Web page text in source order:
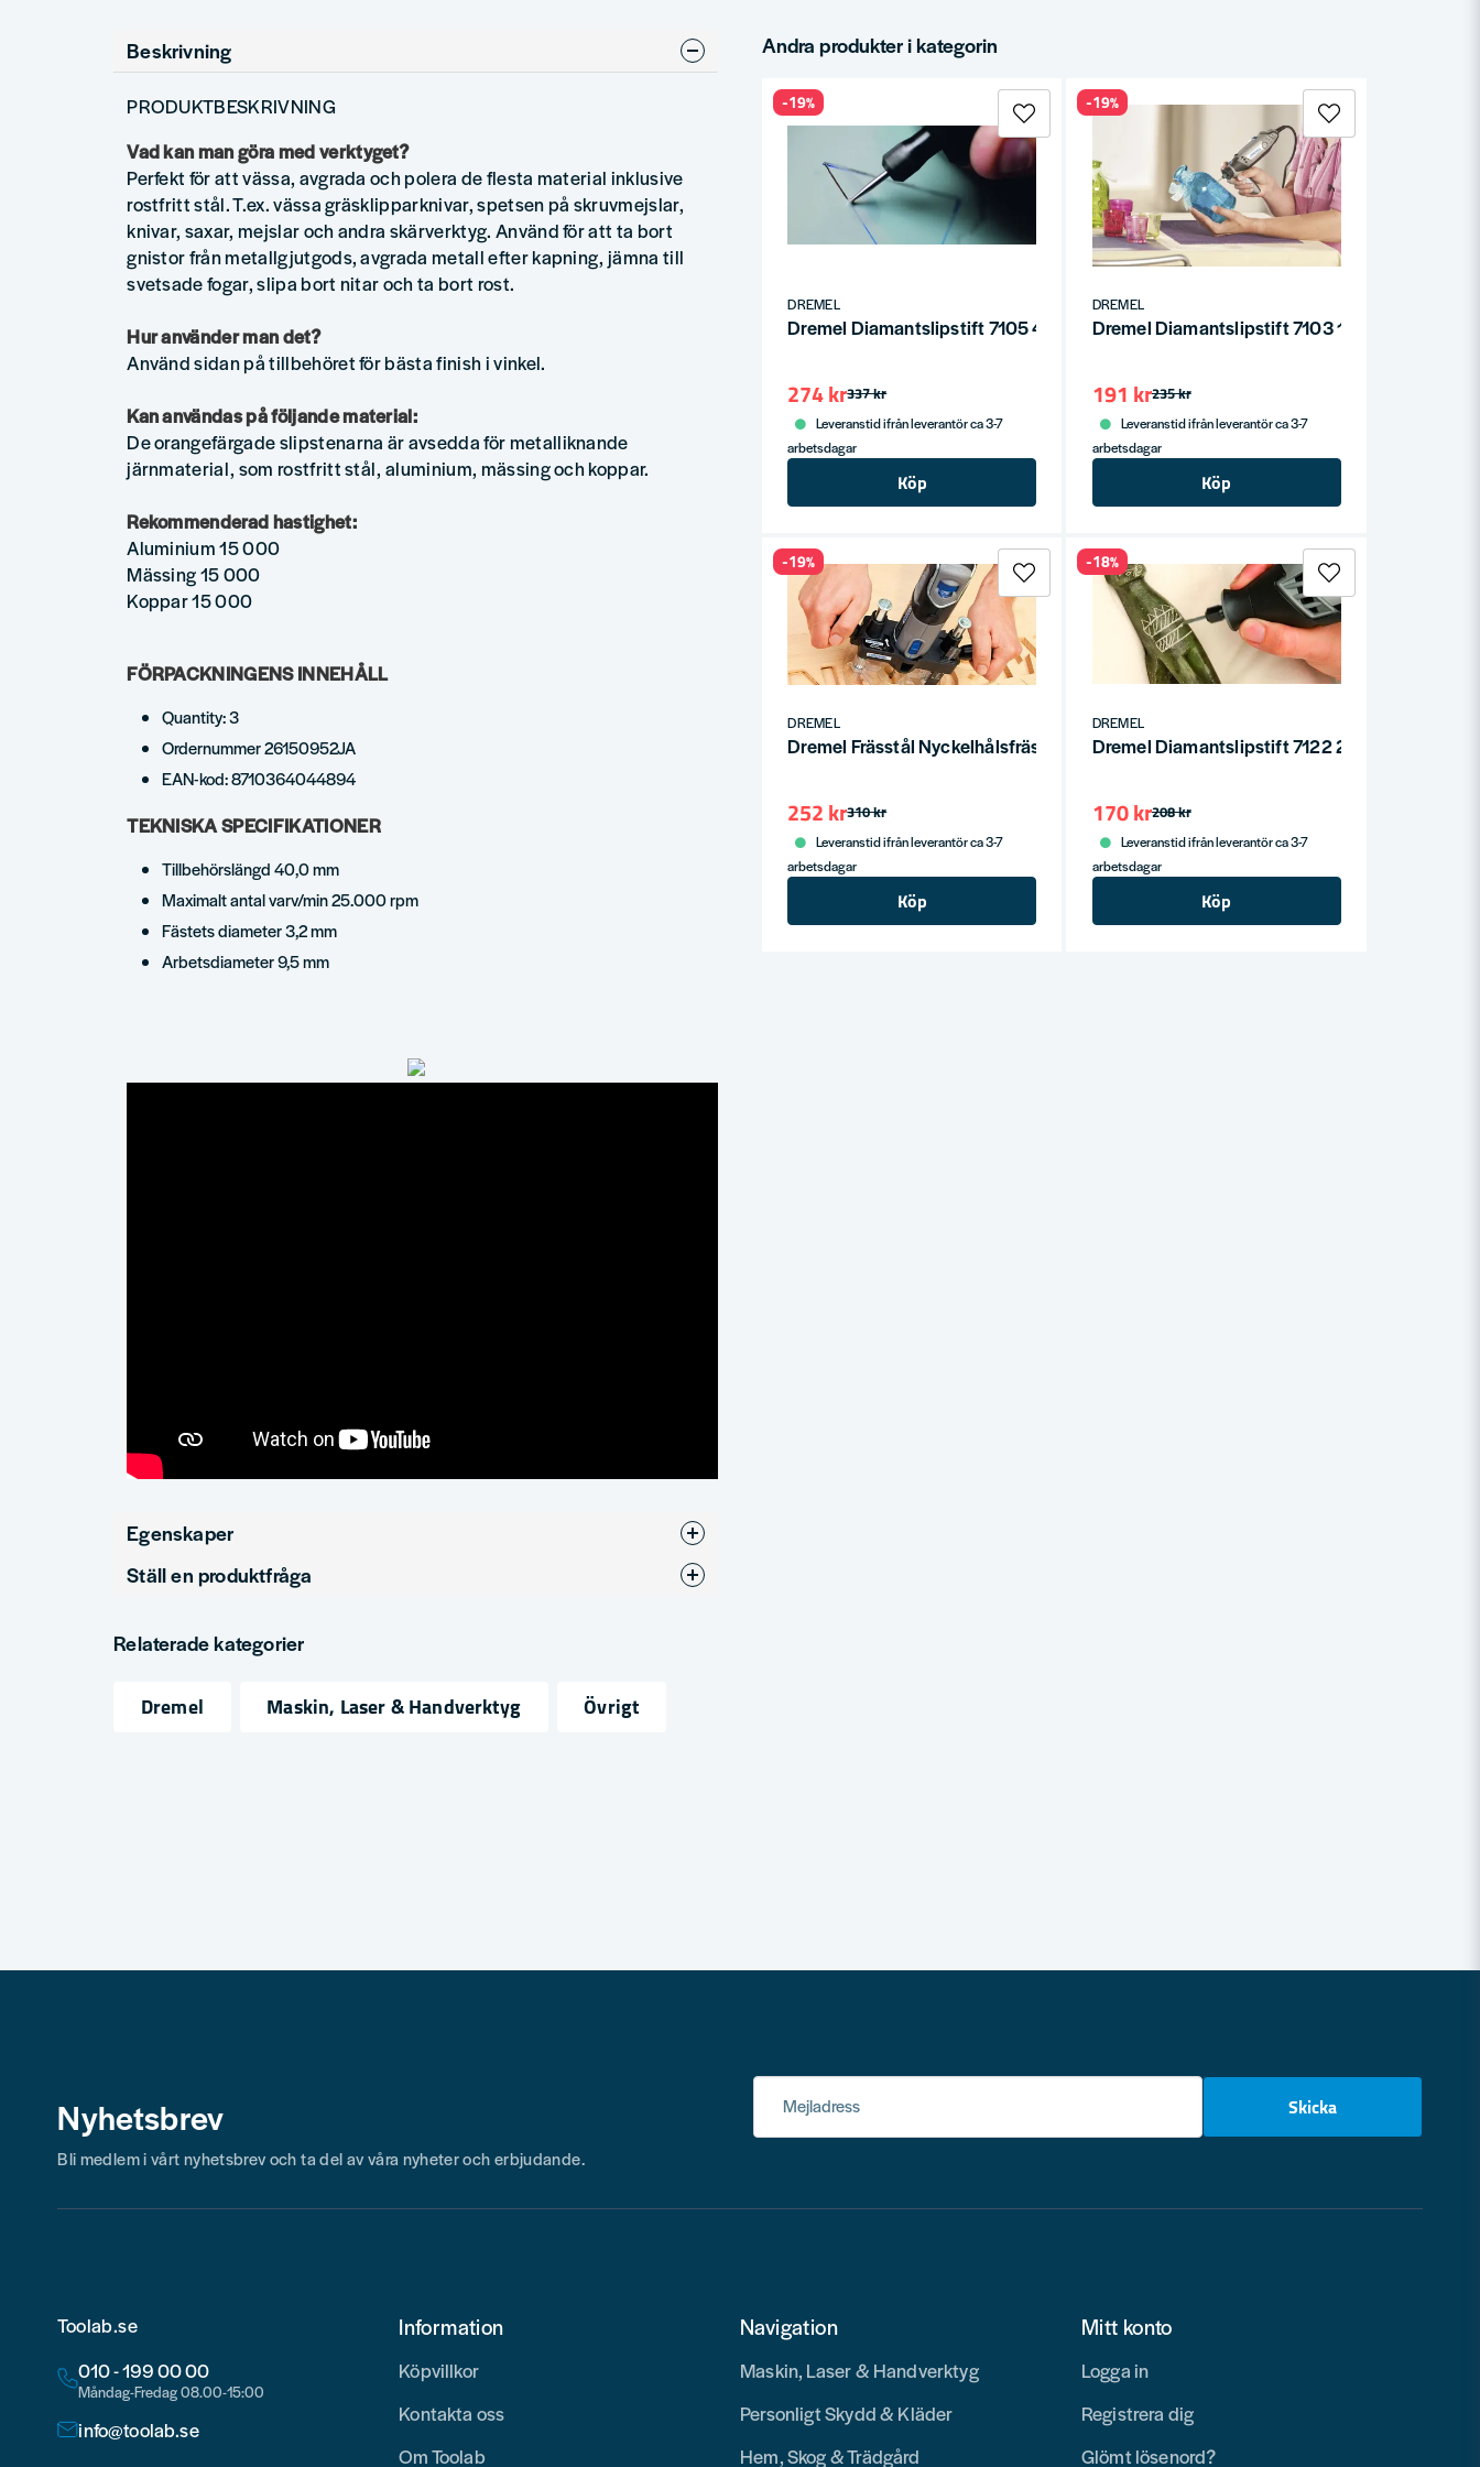
Beskrivning
PRODUKTBESKRIVNING
Vad kan man göra med verktyget?
Perfekt för att vässa, avgrada och polera de flesta material inklusive
rostfritt stål. T.ex. vässa gräsklipparknivar, spetsen på skruvmejslar,
knivar, saxar, mejslar och andra skärverktyg. Använd för att ta bort
gnistor från metallgjutgods, avgrada metall efter kapning, jämna till
svetsade fogar, slipa bort nitar och ta bort rost.
Hur använder man det?
Använd sidan på tillbehöret för bästa finish i vinkel.
Kan användas på följande material:
De orangefärgade slipstenarna är avsedda för metalliknande
järnmaterial, som rostfritt stål, aluminium, mässing och koppar.
Rekommenderad hastighet:
Aluminium 15 000
Mässing 15 000
Koppar 15 000
FÖRPACKNINGENS INNEHÅLL
Quantity: 3
Ordernummer 26150952JA
EAN-kod: 8710364044894
TEKNISKA SPECIFIKATIONER
Tillbehörslängd 40,0 mm
Maximalt antal varv/min 25.000 rpm
Fästets diameter 3,2 mm
Arbetsdiameter 9,5 mm
Egenskaper
Produkttyp
Ställ en produktfråga
Fråga oss något om denna produkten...
Relaterade kategorier
Dremel Maskin, Laser & Handverktyg Övrigt
Andra produkter i kategorin
DREMEL
Dremel Diamantslipstift 7105 4,3mm
337 kr
274 kr
Leveranstid ifrån leverantör ca 3-7
arbetsdagar
Köp
-19%
DREMEL
Dremel Diamantslipstift 7103 1,9mm
235 kr
191 kr
Leveranstid ifrån leverantör ca 3-7
arbetsdagar
Köp
-19%
DREMEL
Dremel Frässtål Nyckelhålsfräsning 8mm 655
310 kr
252 kr
Leveranstid ifrån leverantör ca 3-7
arbetsdagar
Köp
-19%
DREMEL
Dremel Diamantslipstift 7122 2,4mm
208 kr
170 kr
Leveranstid ifrån leverantör ca 3-7
arbetsdagar
Köp
-18%
Nyhetsbrev Mejladress Skicka
Bli medlem i vårt nyhetsbrev och ta del av våra nyheter och erbjudande.
Toolab.se
010 - 199 00 00
Måndag-Fredag 08.00-15:00
info@toolab.se
Information
Köpvillkor
Kontakta oss
Om Toolab
Navigation
Maskin, Laser & Handverktyg
Personligt Skydd & Kläder
Hem, Skog & Trädgård
Mitt konto
Logga in
Registrera dig
Glömt lösenord?